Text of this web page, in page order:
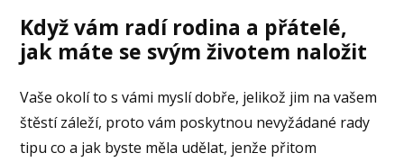
Když vám radí rodina a přátelé,
jak máte se svým životem naložit
Vaše okolí to s vámi myslí dobře, jelikož jim na vašem
štěstí záleží, proto vám poskytnou nevyžádané rady
tipu co a jak byste měla udělat, jenže přitom